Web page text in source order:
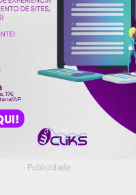
- Publicidade -